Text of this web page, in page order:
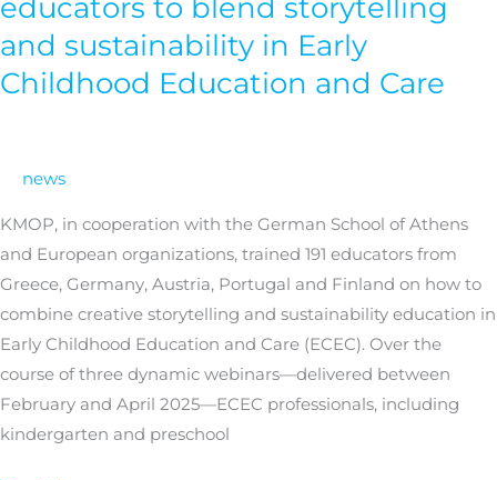
educators to blend storytelling
and sustainability in Early
Childhood Education and Care
news
KMOP, in cooperation with the German School of Athens
and European organizations, trained 191 educators from
Greece, Germany, Austria, Portugal and Finland on how to
combine creative storytelling and sustainability education in
Early Childhood Education and Care (ECEC). Over the
course of three dynamic webinars—delivered between
February and April 2025—ECEC professionals, including
kindergarten and preschool
European
educators
to
and
in
Early
Childhood
Education
and
Care